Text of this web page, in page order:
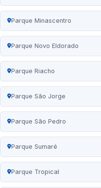
Parque Minascentro
Parque Novo Eldorado
Parque Riacho
Parque São Jorge
Parque São Pedro
Parque Sumaré
Parque Tropical